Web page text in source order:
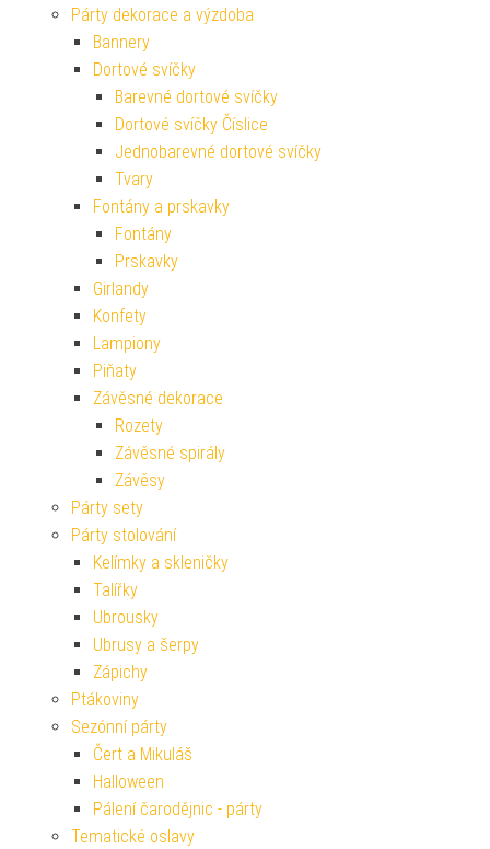
Párty dekorace a výzdoba
Bannery
Dortové svíčky
Barevné dortové svíčky
Dortové svíčky Číslice
Jednobarevné dortové svíčky
Tvary
Fontány a prskavky
Fontány
Prskavky
Girlandy
Konfety
Lampiony
Piňaty
Závěsné dekorace
Rozety
Závěsné spirály
Závěsy
Párty sety
Párty stolování
Kelímky a skleničky
Talířky
Ubrousky
Ubrusy a šerpy
Zápichy
Ptákoviny
Sezónní párty
Čert a Mikuláš
Halloween
Pálení čarodějnic - párty
Tematické oslavy